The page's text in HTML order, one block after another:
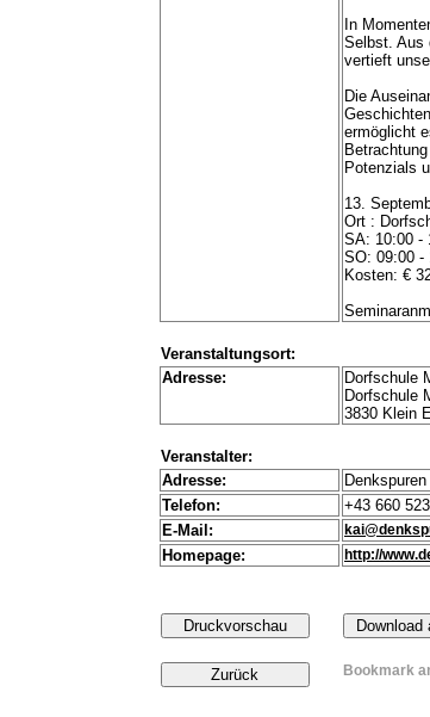
In
Selbst. Aus
vertieft
Die
ermöglicht
Potenzials
13.
Ort :
SA: 10:00 -
SO: 09:00 -
Kosten: €
Veranstaltungsort:
Adresse:
Dorfschule
Dorfschule
3830 Klein
Veranstalter:
Adresse:
Denkspuren
Telefon:
+43 660
E-Mail:
Homepage: http://